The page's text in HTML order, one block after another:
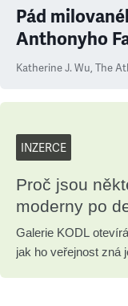
Pád
Anthonyho
Katherine J. Wu, The
INZERCE
Proč jsou
moderny po
Galerie KODL
jak ho veřejnost zná